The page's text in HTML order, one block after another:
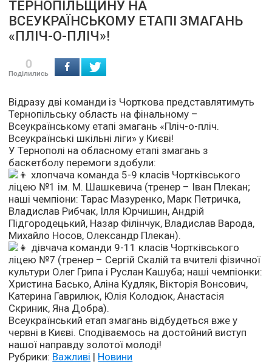
ТЕРНОПІЛЬЩИНУ НА
ВСЕУКРАЇНСЬКОМУ ЕТАПІ ЗМАГАНЬ
«ПЛІЧ-О-ПЛІЧ»!
0
Поділились
Відразу дві команди із Чорткова представлятимуть
Тернопільську область на фінальному –
Всеукраїнському етапі змагань «Пліч-о-пліч.
Всеукраїнські шкільні ліги» у Києві!
У Тернополі на обласному етапі змагань з
баскетболу перемоги здобули:
хлопчача команда 5-9 класів Чортківського
ліцею №1 ім. М. Шашкевича (тренер – Іван Плекан;
наші чемпіони: Тарас Мазуренко, Марк Петричка,
Владислав Рибчак, Ілля Юрчишин, Андрій
Підгородецький, Назар Філінчук, Владислав Варода,
Михайло Носов, Олександр Плекан).
дівчача команди 9-11 класів Чортківського
ліцею №7 (тренер – Сергій Скалій та вчителі фізичної
культури Олег Грипа і Руслан Кашуба; наші чемпіонки:
Христина Басько, Аліна Кудляк, Вікторія Вонсович,
Катерина Гаврилюк, Юлія Колодюк, Анастасія
Скриник, Яна Добра).
Всеукраїнський етап змагань відбудеться вже у
червні в Києві. Сподіваємось на достойний виступ
нашої направду золотої молоді!
Рубрики: Важливі | Новини